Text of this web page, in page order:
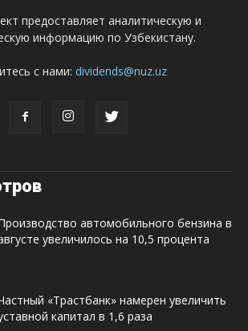
предоставляет аналитическую и
информацию по Узбекистану.
с нами: dividends@nuz.uz
автомобильного бензина в
увеличилось на 10,5 процента
«Трастбанк» намерен увеличить
капитал в 1,6 раза